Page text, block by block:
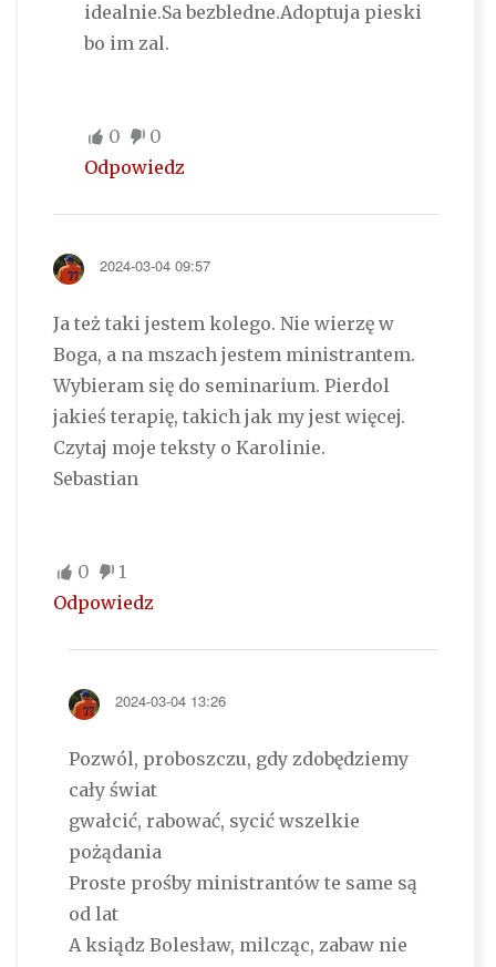
idealnie.Sa bezbledne.Adoptuja pieski
bo im zal.
0
0
Odpowiedz
2024-03-04 09:57
Ja też taki jestem kolego. Nie wierzę w
Boga, a na mszach jestem ministrantem.
Wybieram się do seminarium. Pierdol
jakieś terapię, takich jak my jest więcej.
Czytaj moje teksty o Karolinie.
Sebastian
0
1
Odpowiedz
2024-03-04 13:26
Pozwól, proboszczu, gdy zdobędziemy
cały świat
gwałcić, rabować, sycić wszelkie
pożądania
Proste prośby ministrantów te same są
od lat
A ksiądz Bolesław, milcząc, zabaw nie